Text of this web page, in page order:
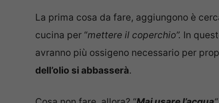
La prima cosa da fare, aggiungono è
cucina per “mettere il coperchio”. In
avranno più ossigeno necessario per
dell’olio si abbasserà.